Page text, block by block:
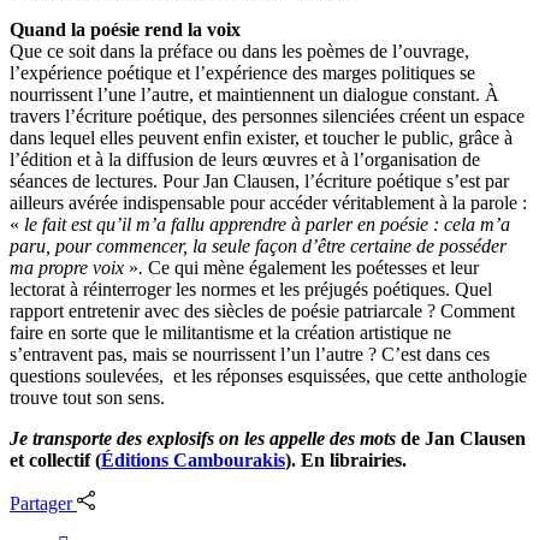
Quand la poésie rend la voix
Que ce soit dans la préface ou dans les poèmes de l’ouvrage,
l’expérience poétique et l’expérience des marges politiques se
nourrissent l’une l’autre, et maintiennent un dialogue constant. À
travers l’écriture poétique, des personnes silenciées créent un espace
dans lequel elles peuvent enfin exister, et toucher le public, grâce à
l’édition et à la diffusion de leurs œuvres et à l’organisation de
séances de lectures. Pour Jan Clausen, l’écriture poétique s’est par
ailleurs avérée indispensable pour accéder véritablement à la parole :
« le fait est qu’il m’a fallu apprendre à parler en poésie : cela m’a
paru, pour commencer, la seule façon d’être certaine de posséder
ma propre voix ». Ce qui mène également les poétesses et leur
lectorat à réinterroger les normes et les préjugés poétiques. Quel
rapport entretenir avec des siècles de poésie patriarcale ? Comment
faire en sorte que le militantisme et la création artistique ne
s’entravent pas, mais se nourrissent l’un l’autre ? C’est dans ces
questions soulevées, et les réponses esquissées, que cette anthologie
trouve tout son sens.
Je transporte des explosifs on les appelle des mots de Jan Clausen
et collectif (Éditions Cambourakis). En librairies.
Partager